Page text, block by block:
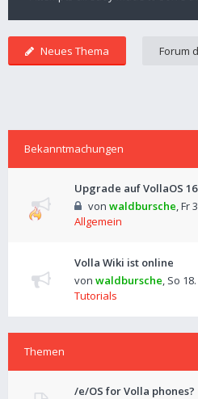
Neues Thema
Bekanntmachungen
Upgrade auf VollaOS 16
von waldbursche,Fr
Allgemein
Volla Wiki ist online
von waldbursche, So
Tutorials
Themen
/e/OS for Volla phones?